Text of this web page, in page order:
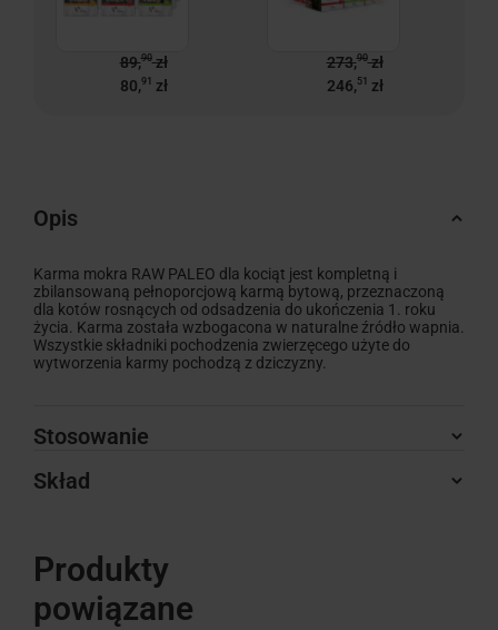
89,90zł
80,91 zł
273,90zł
246,51 zł
Opis
Karma mokra RAW PALEO dla kociąt jest kompletną i
zbilansowaną pełnoporcjową karmą bytową, przeznaczoną
dla kotów rosnących od odsadzenia do ukończenia 1. roku
życia. Karma została wzbogacona w naturalne źródło wapnia.
Wszystkie składniki pochodzenia zwierzęcego użyte do
wytworzenia karmy pochodzą z dziczyzny.
Stosowanie
Skład
Produkty
powiązane